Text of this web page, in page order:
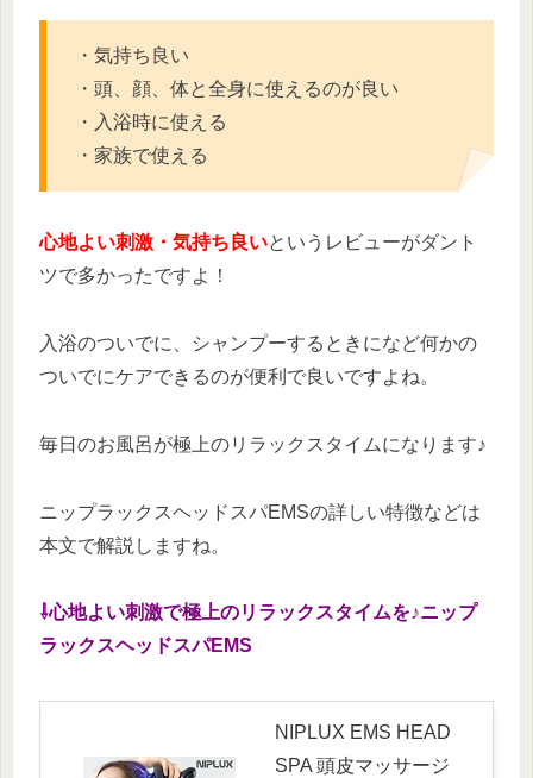
・気持ち良い
・頭、顔、体と全身に使えるのが良い
・入浴時に使える
・家族で使える
心地よい刺激・気持ち良いというレビューがダント
ツで多かったですよ！
入浴のついでに、シャンプーするときになど何かの
ついでにケアできるのが便利で良いですよね。
毎日のお風呂が極上のリラックスタイムになります♪
ニップラックスヘッドスパEMSの詳しい特徴などは
本文で解説しますね。
⇩心地よい刺激で極上のリラックスタイムを♪ニップ
ラックスヘッドスパEMS
NIPLUX EMS HEAD
SPA 頭皮マッサージ